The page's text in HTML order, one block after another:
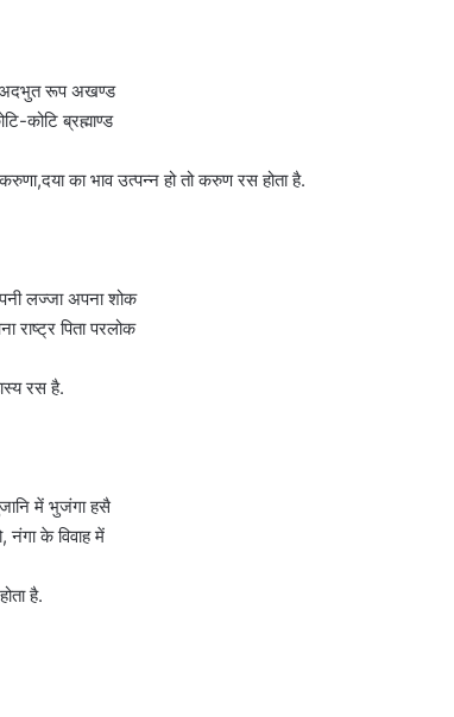
अदभुत रूप अखण्ड
कोटि ब्रह्माण्ड
का भाव उत्पन्न हो तो करुण रस होता है.
लज्जा अपना शोक
राष्ट्र पिता परलोक
रस है.
में भुजंगा हसै
नंगा के विवाह में
है.